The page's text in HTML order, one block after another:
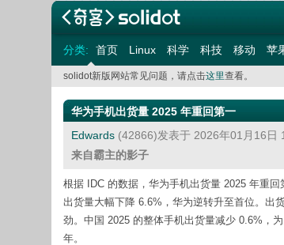
分类: 首页 Linux 科学 科技 移动 苹
solidot新版网站常见问题，请点击这里查看。
华为手机出货量 2025 年重回第一
Edwards(42866)发表于 2026年01月16日
来自霸主的影子
根据 IDC 的数据，华为手机出货量 2025 年重
出货量大幅下降 6.6%，华为逆转升至首位。出
劲。中国 2025 的整体手机出货量减少 0.6%，
年。